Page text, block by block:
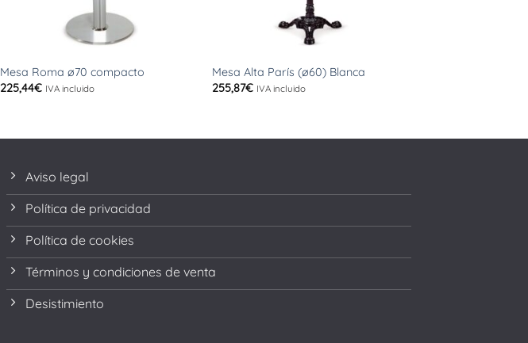
Mesa Roma ø70 compacto
225,44€ IVA incluido
Mesa Alta París (ø60) Blanca
255,87€ IVA incluido
Aviso legal
Política de privacidad
Política de cookies
Términos y condiciones de venta
Desistimiento